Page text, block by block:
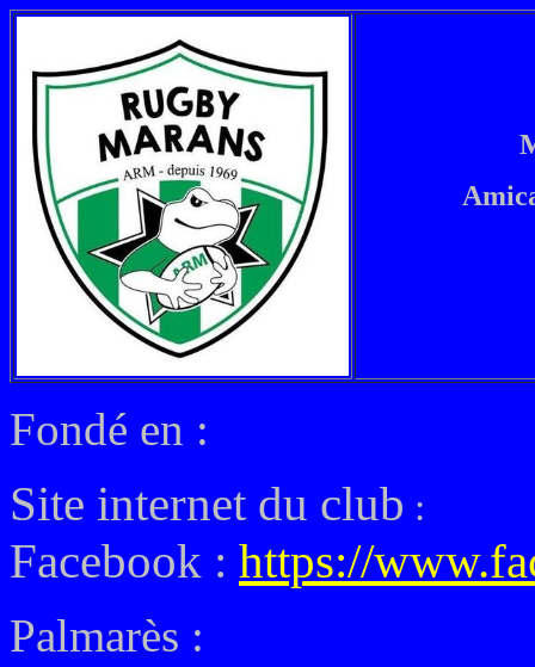
Fondé en :
Site internet du club :
Facebook : https://
Palmarès :